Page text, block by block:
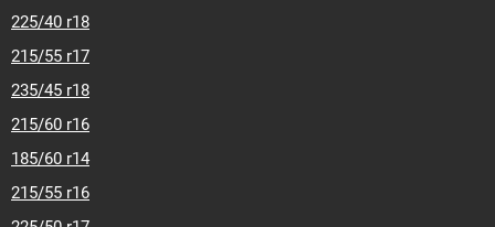
225/40 r18
215/55 r17
235/45 r18
215/60 r16
185/60 r14
215/55 r16